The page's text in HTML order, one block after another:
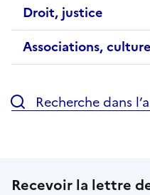
Droit, justice
Associations,
Recherche dans
Recevoir la lettre